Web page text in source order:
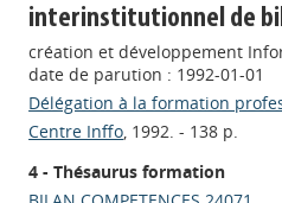
interinstitutionnel de
création et développement
date de parution : 1992-01-01
Délégation à la formation
Centre Inffo, 1992. - 138 p.
4 - Thésaurus formation